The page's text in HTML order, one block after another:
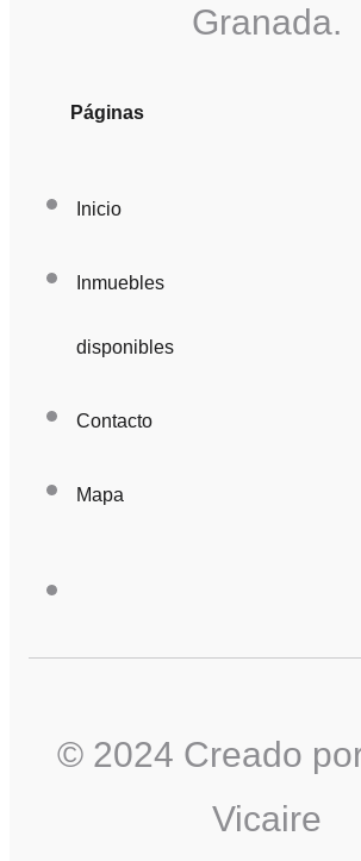
Granada.
Páginas
Inicio
Inmuebles
disponibles
Contacto
Mapa
© 2024 Creado
Vicaire